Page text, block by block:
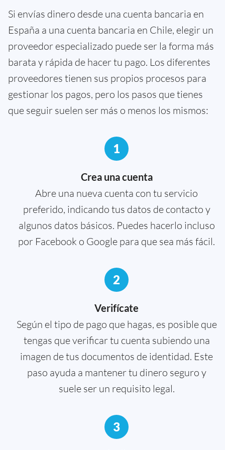
Si envías dinero desde una cuenta bancaria en
España a una cuenta bancaria en Chile, elegir un
proveedor especializado puede ser la forma más
barata y rápida de hacer tu pago. Los diferentes
proveedores tienen sus propios procesos para
gestionar los pagos, pero los pasos que tienes
que seguir suelen ser más o menos los mismos:
1
Crea una cuenta
Abre una nueva cuenta con tu servicio
preferido, indicando tus datos de contacto y
algunos datos básicos. Puedes hacerlo incluso
por Facebook o Google para que sea más fácil.
2
Verifícate
Según el tipo de pago que hagas, es posible que
tengas que verificar tu cuenta subiendo una
imagen de tus documentos de identidad. Este
paso ayuda a mantener tu dinero seguro y
suele ser un requisito legal.
3